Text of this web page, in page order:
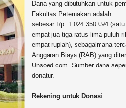
Dana yang dibutuhkan untuk p
Fakultas Peternakan adalah
sebesar Rp. 1.024.350.094 (satu
empat jua tiga ratus lima puluh
empat rupiah), sebagaimana
Anggaran Biaya (RAB) yang
Unsoed.com. Sumber dana
donatur.
Rekening untuk Donasi